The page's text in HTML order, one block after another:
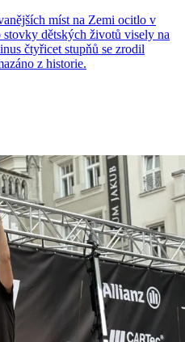
míst na Zemi ocitlo v
dětských životů visely na
čtyřicet stupňů se zrodil
z historie.